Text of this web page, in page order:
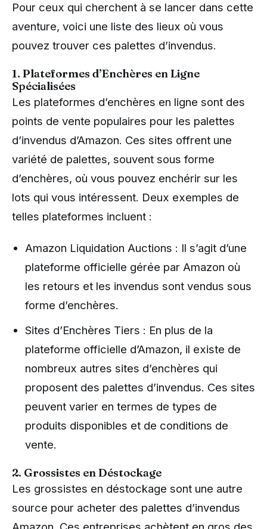
Pour ceux qui cherchent à se lancer dans cette
aventure, voici une liste des lieux où vous
pouvez trouver ces palettes d’invendus.
1. Plateformes d’Enchères en Ligne
Spécialisées
Les plateformes d’enchères en ligne sont des
points de vente populaires pour les palettes
d’invendus d’Amazon. Ces sites offrent une
variété de palettes, souvent sous forme
d’enchères, où vous pouvez enchérir sur les
lots qui vous intéressent. Deux exemples de
telles plateformes incluent :
Amazon Liquidation Auctions : Il s’agit d’une
plateforme officielle gérée par Amazon où
les retours et les invendus sont vendus sous
forme d’enchères.
Sites d’Enchères Tiers : En plus de la
plateforme officielle d’Amazon, il existe de
nombreux autres sites d’enchères qui
proposent des palettes d’invendus. Ces sites
peuvent varier en termes de types de
produits disponibles et de conditions de
vente.
2. Grossistes en Déstockage
Les grossistes en déstockage sont une autre
source pour acheter des palettes d’invendus